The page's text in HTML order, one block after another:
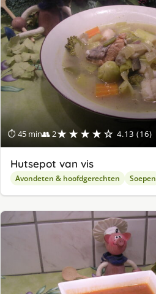
⏱ 45 min👥 2★★★★☆ 4.13 (16)
Hutsepot van vis
Avondeten & hoofdgerechten Soepen